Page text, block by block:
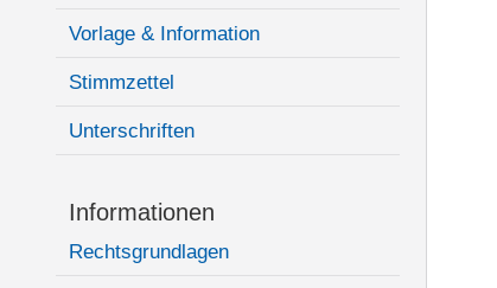
Vorlage & Information
Stimmzettel
Unterschriften
Informationen
Rechtsgrundlagen